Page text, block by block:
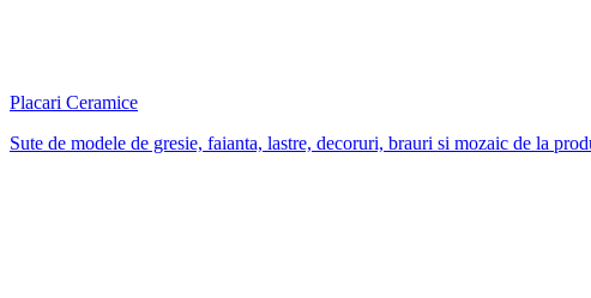
Placari Ceramice
Sute de modele de gresie, faianta, lastre, decoruri, brauri si mozaic de la